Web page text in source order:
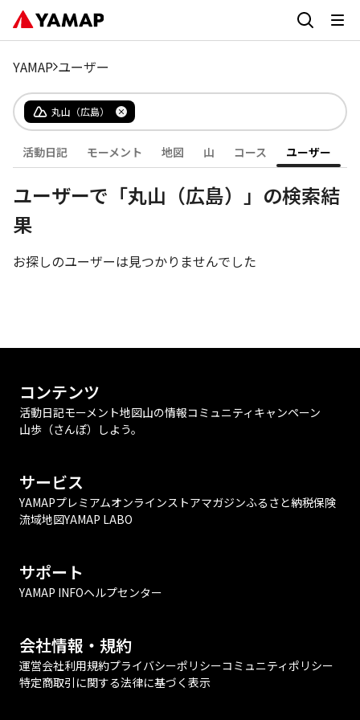
YAMAP ユーザー
丸山（広島）
活動日記 モーメント 地図 山 コース ユーザー
ユーザーで「丸山（広島）」の検索結
果
お探しのユーザーは見つかりませんでした
コンテンツ
活動日記モーメント地図山の情報コミュニティ キャンペーン
山歩（さんぽ）しよう。
サービス
YAMAPプレミアムオンラインストアマガジンふるさと納税保険
流域地図YAMAP LABO
サポート
YAMAP INFOヘルプセンター
会社情報・規約
運営会社利用規約プライバシーポリシーコミュニティポリシー
特定商取引に関する法律に基づく表示